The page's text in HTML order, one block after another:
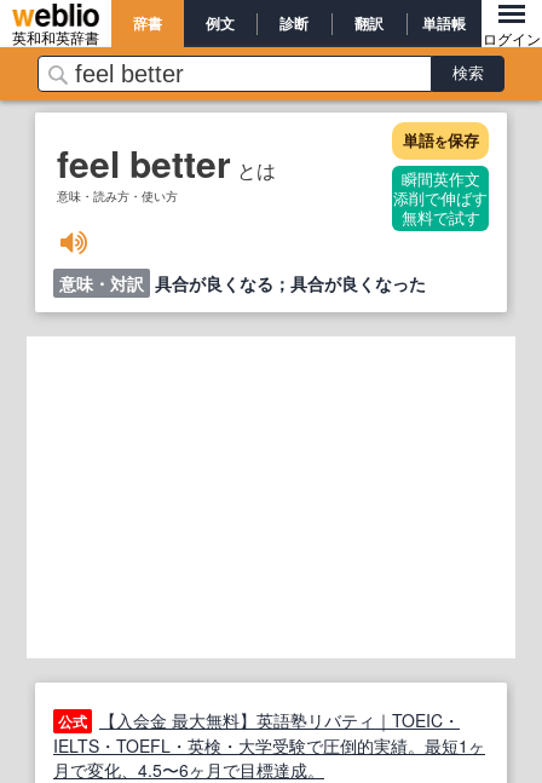
英和和英辞書
辞書 例文 診断 翻訳 単語帳
ログイン
feel better とは
意味・読み方・使い方
単語を保存
瞬間英作文
添削で伸ばす
無料で試す
意味・対訳 具合が良くなる；具合が良くなった
公式
【入会金 最大無料】英語塾リバティ｜TOEIC・
IELTS・TOEFL・英検・大学受験で圧倒的実績。最短1ヶ
月で変化、4.5〜6ヶ月で目標達成。